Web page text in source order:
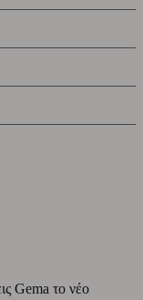
Gema το νέο